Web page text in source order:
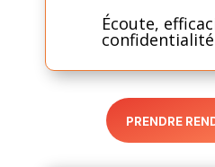
Écoute,
confidentialité
PRENDRE